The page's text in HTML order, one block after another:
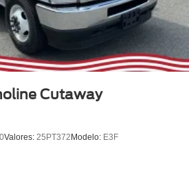
Cutaway
Valores: 25PT372 Modelo: E3F